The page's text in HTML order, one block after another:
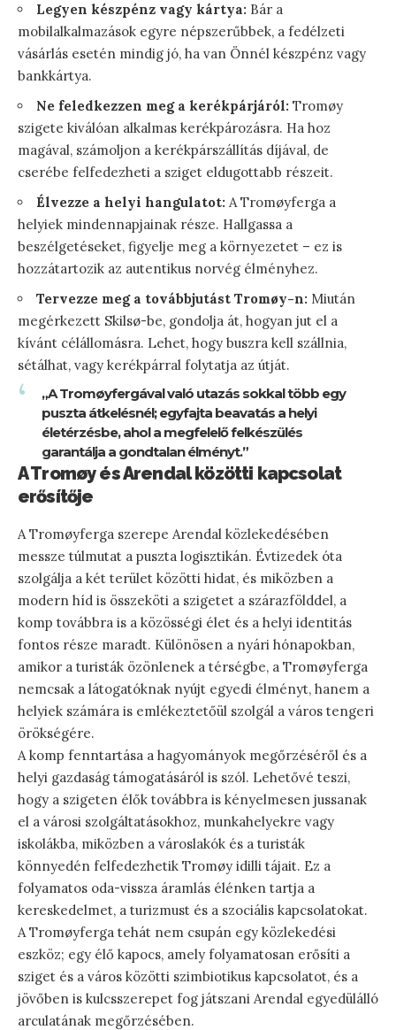
Legyen készpénz vagy kártya: Bár a
mobilalkalmazások egyre népszerűbbek, a fedélzeti
vásárlás esetén mindig jó, ha van Önnél készpénz vagy
bankkártya.
Ne feledkezzen meg a kerékpárjáról: Tromøy
szigete kiválóan alkalmas kerékpározásra. Ha hoz
magával, számoljon a kerékpárszállítás díjával, de
cserébe felfedezheti a sziget eldugottabb részeit.
Élvezze a helyi hangulatot: A Tromøyferga a
helyiek mindennapjainak része. Hallgassa a
beszélgetéseket, figyelje meg a környezetet – ez is
hozzátartozik az autentikus norvég élményhez.
Tervezze meg a továbbjutást Tromøy-n: Miután
megérkezett Skilsø-be, gondolja át, hogyan jut el a
kívánt célállomásra. Lehet, hogy buszra kell szállnia,
sétálhat, vagy kerékpárral folytatja az útját.
„A Tromøyfergával való utazás sokkal több egy
puszta átkelésnél; egyfajta beavatás a helyi
életérzésbe, ahol a megfelelő felkészülés
garantálja a gondtalan élményt.”
A Tromøy és Arendal közötti kapcsolat
erősítője
A Tromøyferga szerepe Arendal közlekedésében
messze túlmutat a puszta logisztikán. Évtizedek óta
szolgálja a két terület közötti hidat, és miközben a
modern híd is összeköti a szigetet a szárazfölddel, a
komp továbbra is a közösségi élet és a helyi identitás
fontos része maradt. Különösen a nyári hónapokban,
amikor a turisták özönlenek a térségbe, a Tromøyferga
nemcsak a látogatóknak nyújt egyedi élményt, hanem a
helyiek számára is emlékeztetőül szolgál a város tengeri
örökségére.
A komp fenntartása a hagyományok megőrzéséről és a
helyi gazdaság támogatásáról is szól. Lehetővé teszi,
hogy a szigeten élők továbbra is kényelmesen jussanak
el a városi szolgáltatásokhoz, munkahelyekre vagy
iskolákba, miközben a városlakók és a turisták
könnyedén felfedezhetik Tromøy idilli tájait. Ez a
folyamatos oda-vissza áramlás élénken tartja a
kereskedelmet, a turizmust és a szociális kapcsolatokat.
A Tromøyferga tehát nem csupán egy közlekedési
eszköz; egy élő kapocs, amely folyamatosan erősíti a
sziget és a város közötti szimbiotikus kapcsolatot, és a
jövőben is kulcsszerepet fog játszani Arendal egyedülálló
arculatának megőrzésében.